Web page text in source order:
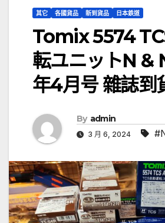
其它 各國貨品 新到貨品 日本鉄道
Tomix 5574
転ユニットN &
年4月号 雜誌到
By admin
3 月 6, 2024